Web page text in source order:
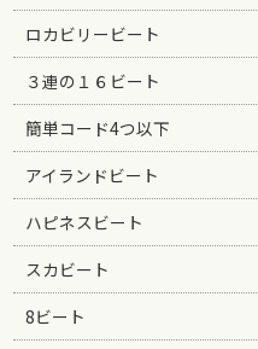
ロカビリービート
３連の１６ビート
簡単コード4つ以下
アイランドビート
ハピネスビート
スカビート
8ビート